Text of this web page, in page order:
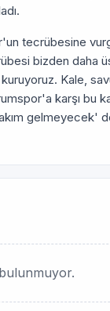
tecrübesine
bizden daha
Kale,
karşı bu
gelmeyecek'